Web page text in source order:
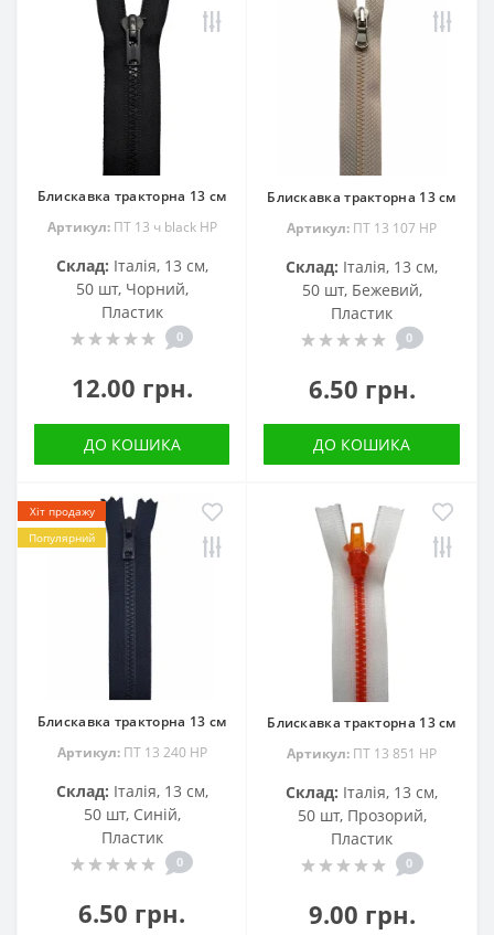
Блискавка тракторна 13 см
Артикул:ПТ 13 ч black HP
Склад: Італія, 13 см,
50 шт, Чорний,
Пластик
0
12.00 грн.
ДО КОШИКА
Блискавка тракторна 13 см
Артикул: ПТ 13 107 HP
Склад: Італія, 13 см,
50 шт, Бежевий,
Пластик
0
6.50 грн.
ДО КОШИКА
Хіт продажу
Популярний
Блискавка тракторна 13 см
Артикул:ПТ 13 240 НР
Склад: Італія, 13 см,
50 шт, Синій,
Пластик
0
6.50 грн.
Блискавка тракторна 13 см
Артикул: ПТ 13 851 HP
Склад: Італія, 13 см,
50 шт, Прозорий,
Пластик
0
9.00 грн.